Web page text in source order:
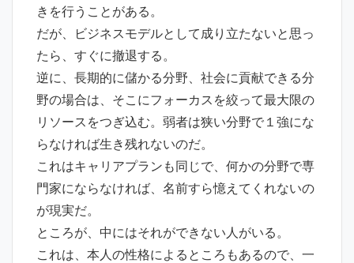
きを行うことがある。
だが、ビジネスモデルとして成り立たないと思っ
たら、すぐに撤退する。
逆に、長期的に儲かる分野、社会に貢献できる分
野の場合は、そこにフォーカスを絞って最大限の
リソースをつぎ込む。弱者は狭い分野で１強にな
らなければ生き残れないのだ。
これはキャリアプランも同じで、何かの分野で専
門家にならなければ、名前すら憶えてくれないの
が現実だ。
ところが、中にはそれができない人がいる。
これは、本人の性格によるところもあるので、一